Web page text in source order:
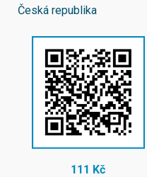
Česká republika
111 Kč